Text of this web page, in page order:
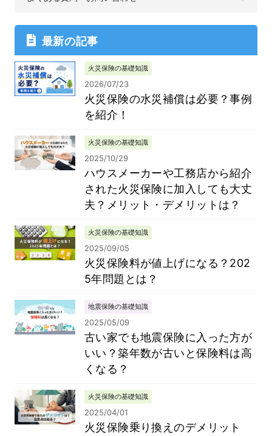
最新の記事
火災保険の基礎知識
2026/07/23
火災保険の水災補償は必要？事例
を紹介！
火災保険の基礎知識
2025/10/29
ハウスメーカーや工務店から紹介
された火災保険に加入しても大丈
夫？メリット・デメリットは？
火災保険の基礎知識
2025/09/05
火災保険料が値上げになる？202
5年問題とは？
地震保険の基礎知識
2025/05/09
古い家でも地震保険に入った方が
いい？築年数が古いと保険料は高
くなる？
火災保険の基礎知識
2025/04/01
火災保険乗り換えのデメリット